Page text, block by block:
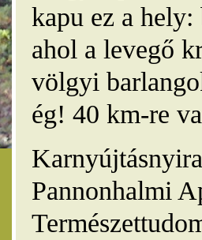
kapu ez a
ahol a levegő
völgyi
ég! 40 km-re
Pannonhalmi